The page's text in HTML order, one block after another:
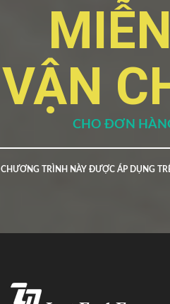
VẬN
CHO ĐƠN
CHƯƠNG TRÌNH NÀY ĐƯỢC ÁP DỤNG